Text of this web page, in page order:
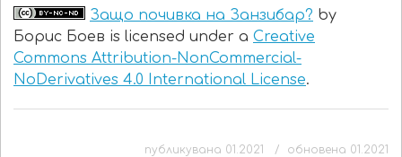
Защо почивка на Занзибар? by
Борис Боев is licensed under a Creative
Commons Attribution-NonCommercial-
NoDerivatives 4.0 International License.
публикувана 01.2021 / обновена 01.2021